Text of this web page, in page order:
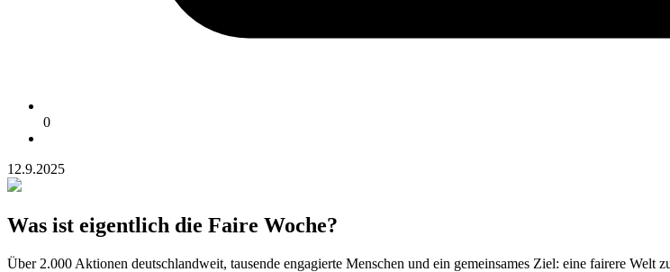
0
12.9.2025
Was ist eigentlich die Faire Woche?
Über 2.000 Aktionen deutschlandweit, tausende engagierte Menschen und ein gemeinsames Ziel: eine fairere